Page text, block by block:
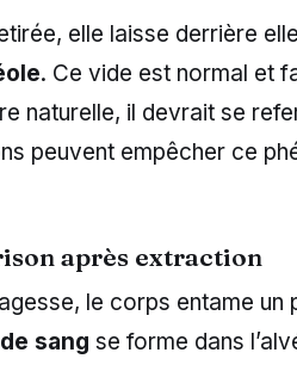
elle laisse derrière
. Ce vide est normal et
naturelle, il devrait se
peuvent empêcher ce
après extraction
le corps entame un
sang se forme dans